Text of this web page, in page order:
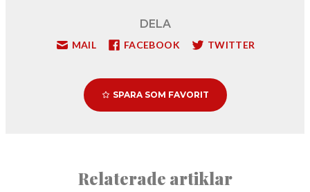
DELA
MAIL FACEBOOK TWITTER
SPARA SOM FAVORIT
Relaterade artiklar